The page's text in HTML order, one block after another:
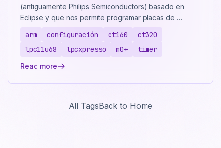
(antiguamente Philips Semiconductors) basado en
Eclipse y que nos permite programar placas de …
arm configuración ct160
ct320
lpc11u68
lpcxpresso m0+ timer
Read more
All TagsBack to Home